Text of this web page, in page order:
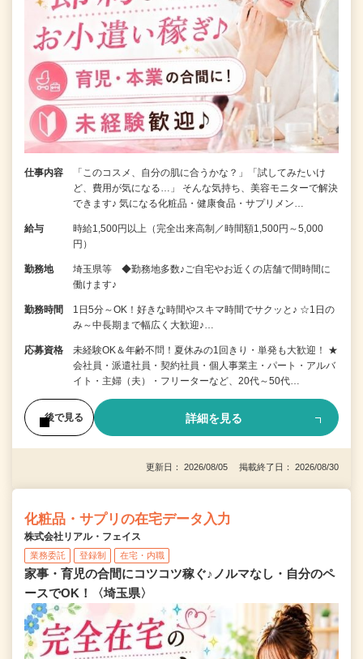
仕事内容
「このコスメ、自分の肌に合うかな？」「試してみたいけ
ど、費用が気になる…」 そんな気持ち、美容モニターで解決
できます♪ 気になる化粧品・健康食品・サプリメン…
給与
時給1,500円以上（完全出来高制／時間額1,500円～5,000
円）
勤務地
埼玉県等 ◆勤務地多数♪ご自宅やお近くの店舗で間時間に
働けます♪
勤務時間
1日5分～OK！好きな時間やスキマ時間でサクッと♪ ☆1日の
み～中長期まで幅広く大歓迎♪…
応募資格
未経験OK＆年齢不問！夏休みの1回きり・単発も大歓迎！ ★
会社員・派遣社員・契約社員・個人事業主・パート・アルバ
イト・主婦（夫）・フリーターなど、20代～50代…
後で見る 詳細を見る
更新日： 2026/08/05 掲載終了日： 2026/08/30
化粧品・サプリの在宅データ入力
株式会社リアル・フェイス
業務委託 登録制 在宅・内職
家事・育児の合間にコツコツ稼ぐ♪ノルマなし・自分のペ
ースでOK！〈埼玉県〉